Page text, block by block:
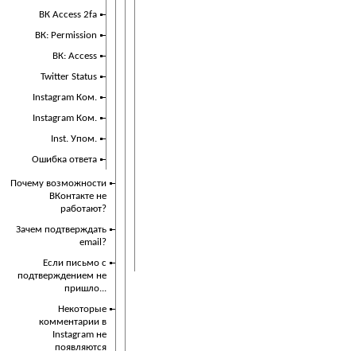
ВК Access 2fa
ВК: Permission
ВК: Access
Twitter Status
Instagram Ком.
Instagram Ком.
Inst. Упом.
Ошибка ответа
Почему возможности
ВКонтакте не
работают?
Зачем подтверждать
email?
Если письмо с
подтверждением не
пришло...
Некоторые
комментарии в
Instagram не
появляются